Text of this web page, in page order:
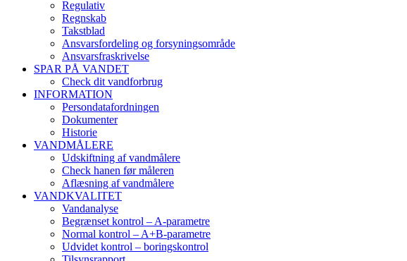
Regulativ
Regnskab
Takstblad
Ansvarsfordeling og forsyningsområde
Ansvarsfraskrivelse
SPAR PÅ VANDET
Check dit vandforbrug
INFORMATION
Persondatafordningen
Dokumenter
Historie
VANDMÅLERE
Udskiftning af vandmålere
Check hanen før måleren
Aflæsning af vandmålere
VANDKVALITET
Vandanalyse
Begrænset kontrol – A-parametre
Normal kontrol – A+B-parametre
Udvidet kontrol – boringskontrol